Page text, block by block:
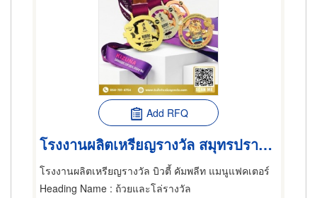
Add RFQ
โรงงานผลิตเหรียญรางวัล สมุทรปราการ
โรงงานผลิตเหรียญรางวัล บิวตี้ คัมพลีท แมนูแฟคเตอร์
Heading Name : ถ้วยและโล่รางวัล